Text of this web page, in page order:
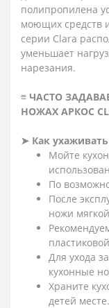
полипропилена
моющих средств
серии Clara
уменьшает
нарезания.
≡ ЧАСТО
НОЖАХ АРКОС
➤ Как
Мойте
По
После
ножи
Для ухода
кухонные
Храните
детей месте.